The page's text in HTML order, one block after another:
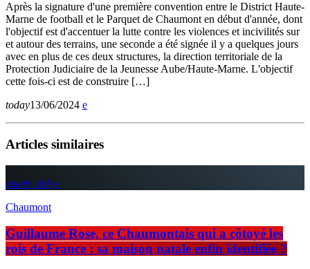
Après la signature d'une première convention entre le District Haute-
Marne de football et le Parquet de Chaumont en début d'année, dont
l'objectif est d'accentuer la lutte contre les violences et incivilités sur
et autour des terrains, une seconde a été signée il y a quelques jours
avec en plus de ces deux structures, la direction territoriale de la
Protection Judiciaire de la Jeunesse Aube/Haute-Marne. L'objectif
cette fois-ci est de construire […]
today13/06/2024
Articles similaires
insert_link
Chaumont
Guillaume Rose, ce Chaumontais qui a côtoyé les
rois de France : sa maison natale enfin identifiée ?